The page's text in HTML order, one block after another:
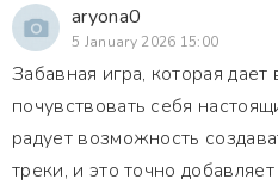
aryona0
5 January 2026 15:00
Забавная игра, которая
почувствовать себя
радует возможность
треки, и это точно